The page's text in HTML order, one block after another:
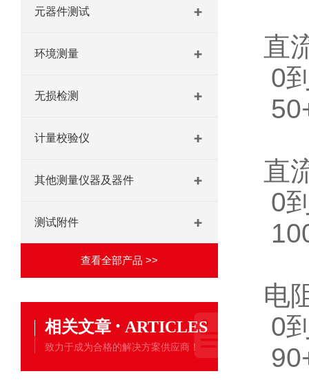
元器件测试
环境测量
无损检测
计量校验仪
其他测量仪器及器件
测试附件
查看全部产品 >>
相关文章 · ARTICLES
致力于成为合格的解决方案供应商！
直
0
直
0
电
0